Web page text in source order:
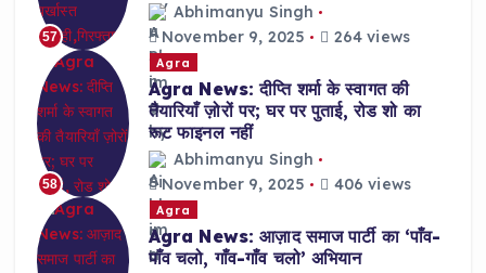
57
Abhimanyu Singh
November 9, 2025
264 views
58
Agra
Agra News: दीप्ति शर्मा के स्वागत की
तैयारियाँ ज़ोरों पर; घर पर पुताई, रोड शो का
रूट फाइनल नहीं
Abhimanyu Singh
November 9, 2025
406 views
Agra
Agra News: आज़ाद समाज पार्टी का ‘पाँव-
पाँव चलो, गाँव-गाँव चलो’ अभियान